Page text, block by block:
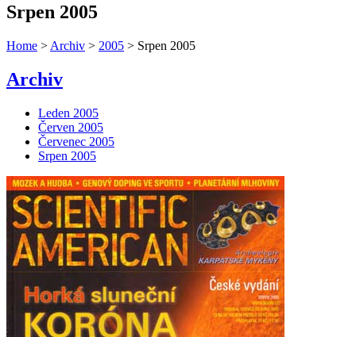
Srpen 2005
Home > Archiv > 2005 > Srpen 2005
Archiv
Leden 2005
Červen 2005
Červenec 2005
Srpen 2005